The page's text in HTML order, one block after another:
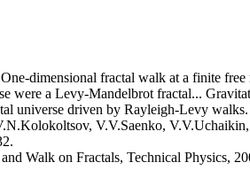
dimensional fractal walk at a finite
were a Levy-Mandelbrot fractal...
universe driven by Rayleigh-Levy
V.V.Saenko,
Walk on Fractals, Technical Physics,